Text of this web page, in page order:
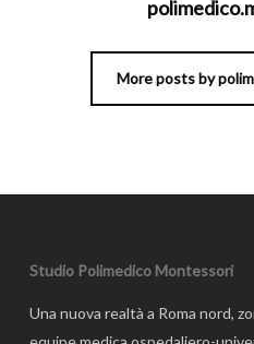
More posts by
Studio Polimedico Montessori
Una nuova realtà a Roma nord,